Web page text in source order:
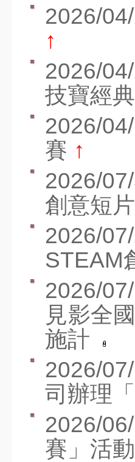
家長安心專區
學區分布
社團營隊
七賢YouTube
七賢FB
幼兒園FB
人數統計
班親會宣導
意見反應
霸凌申訴
校務系統
資訊服務入口
教師進修網
研習訊息
器材借用
2026/
↑
2026/
技寶經
2026/
賽 ↑
2026/
創意短
2026/
STEAM
2026/
見影全
施計
2026/
司辦理
2026/
賽」活